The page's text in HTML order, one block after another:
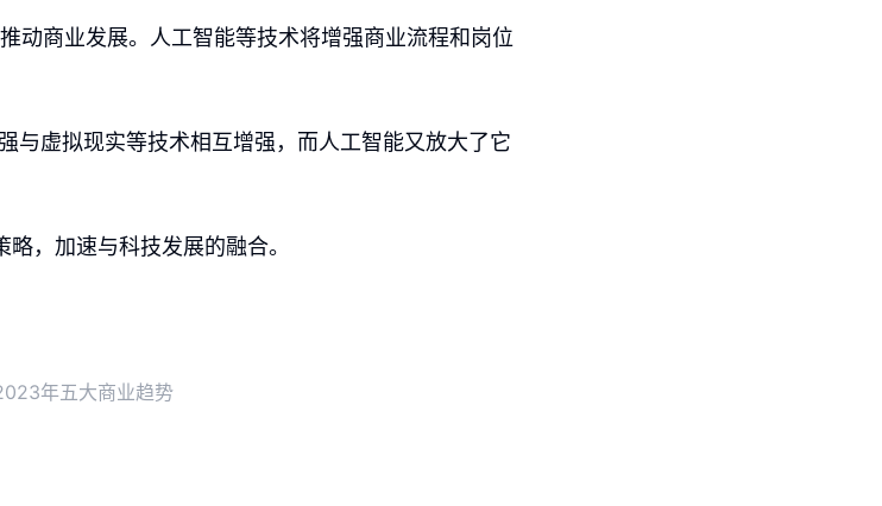
动商业发展。人工智能等技术将增强商业流程和岗位
与虚拟现实等技术相互增强，而人工智能又放大了它
，加速与科技发展的融合。
年五大商业趋势